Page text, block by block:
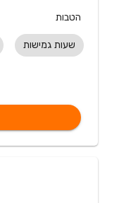
הטבות
שעות גמישות